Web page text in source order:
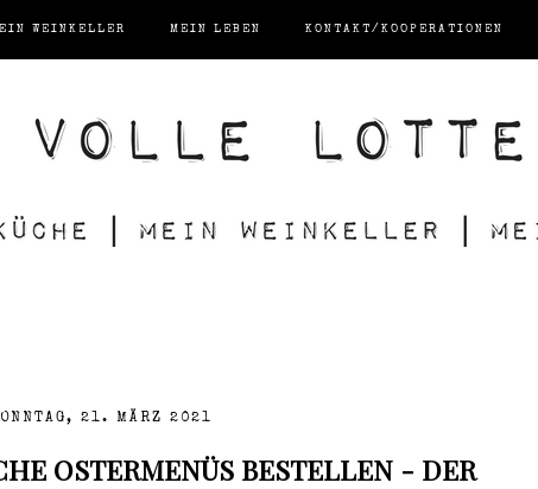
WEINKELLER MEIN LEBEN KONTAKT/KOOPERATIONEN
21. MÄRZ 2021
OSTERMENÜS BESTELLEN - DER